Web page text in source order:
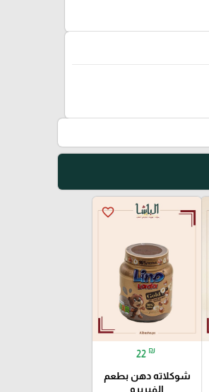
favorite_border
22 ₪
شوكلاته دهن بطعم
الفيريرو